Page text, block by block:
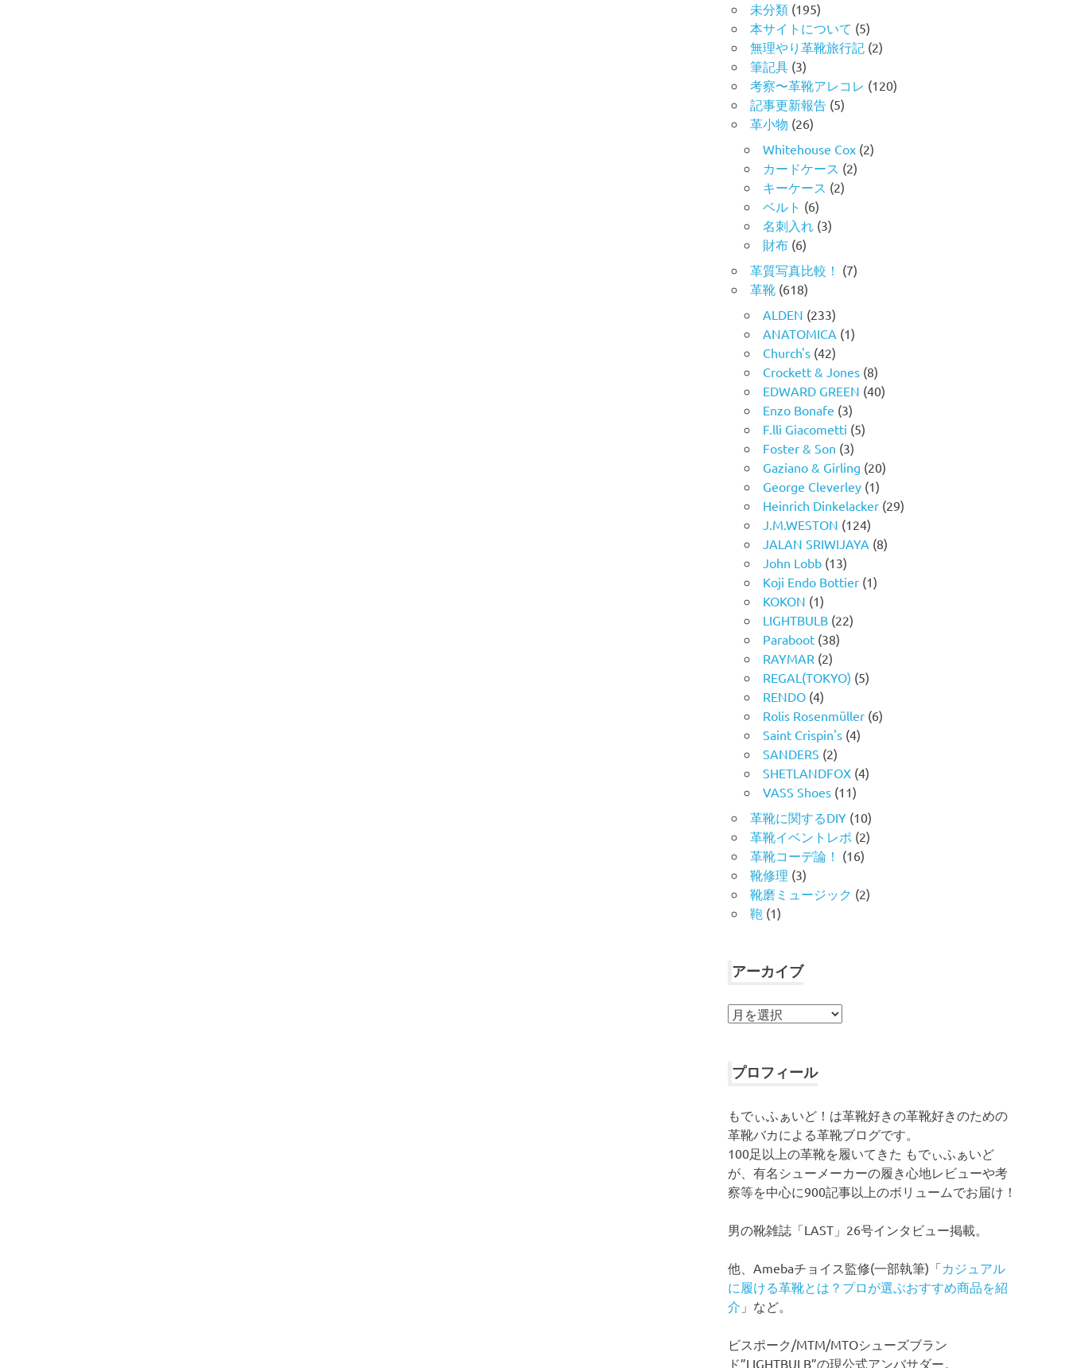
未分類 (195)
本サイトについて (5)
無理やり革靴旅行記 (2)
筆記具 (3)
考察〜革靴アレコレ (120)
記事更新報告 (5)
革小物 (26)
Whitehouse Cox (2)
カードケース (2)
キーケース (2)
ベルト (6)
名刺入れ (3)
財布 (6)
革質写真比較！ (7)
革靴 (618)
ALDEN (233)
ANATOMICA (1)
Church's (42)
Crockett & Jones (8)
EDWARD GREEN (40)
Enzo Bonafe (3)
F.lli Giacometti (5)
Foster & Son (3)
Gaziano & Girling (20)
George Cleverley (1)
Heinrich Dinkelacker (29)
J.M.WESTON (124)
JALAN SRIWIJAYA (8)
John Lobb (13)
Koji Endo Bottier (1)
KOKON (1)
LIGHTBULB (22)
Paraboot (38)
RAYMAR (2)
REGAL(TOKYO) (5)
RENDO (4)
Rolis Rosenmüller (6)
Saint Crispin's (4)
SANDERS (2)
SHETLANDFOX (4)
VASS Shoes (11)
革靴に関するDIY (10)
革靴イベントレポ (2)
革靴コーデ論！ (16)
靴修理 (3)
靴磨ミュージック (2)
鞄 (1)
アーカイブ
ア
イ
プロフィール
もでぃふぁいど！は革靴好きの革靴好きのための
革靴バカによる革靴ブログです。
100足以上の革靴を履いてきた もでぃふぁいど
が、有名シューメーカーの履き心地レビューや考
察等を中心に900記事以上のボリュームでお届け！
男の靴雑誌「LAST」26号インタビュー掲載。
他、Amebaチョイス監修(一部執筆)「カジュアル
に履ける革靴とは？プロが選ぶおすすめ商品を紹
介 」など。
ビスポーク/MTM/MTOシューズブラン
ド”LIGHTBULB”の現公式アンバサダー。